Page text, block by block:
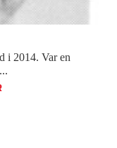
i 2014. Var en